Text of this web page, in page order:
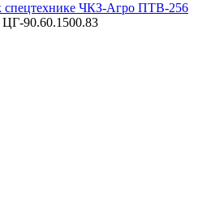
ЧКЗ-Агро ПТВ-256
90.60.1500.83